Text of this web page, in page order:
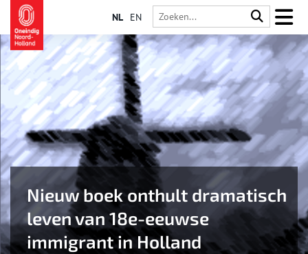
NL EN
Nieuw boek onthult dramatisch
leven van 18e-eeuwse
immigrant in Holland